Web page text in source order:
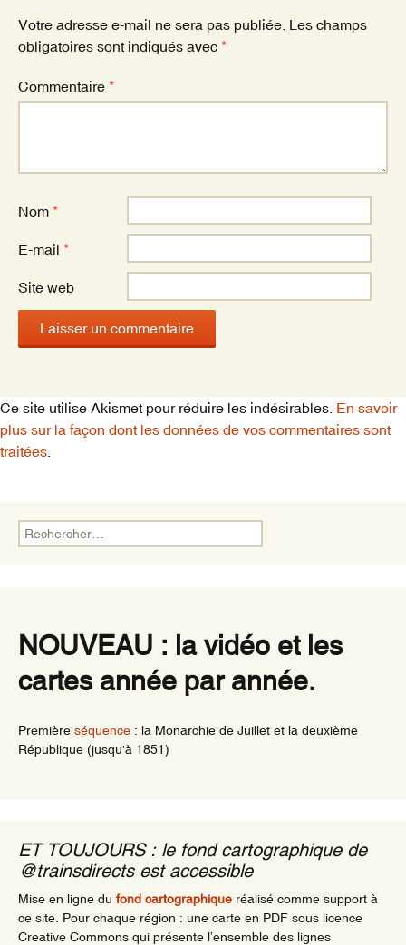
k
Votre adresse e-mail ne sera pas publiée. Les champs
obligatoires sont indiqués avec *
Commentaire *
Nom *
E-mail *
Site web
Ce site utilise Akismet pour réduire les indésirables. En savoir
plus sur la façon dont les données de vos commentaires sont
traitées
Rechercher :
NOUVEAU : la vidéo et les
cartes année par année.
Première séquence : la Monarchie de Juillet et la deuxième
République (jusqu'à 1851)
ET TOUJOURS : le fond cartographique de
@trainsdirects est accessible
Mise en ligne du fond cartographique réalisé comme support à
ce site. Pour chaque région : une carte en PDF sous licence
Creative Commons qui présente l’ensemble des lignes